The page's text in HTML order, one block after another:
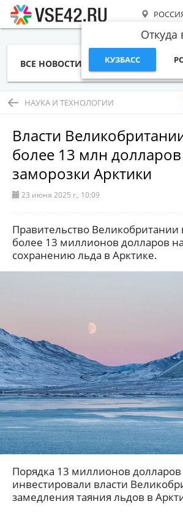
Откуда
КУЗБАСС
ВСЕ НОВОСТИ СТАТЬИ ТЕМЫ
НАУКА И ТЕХНОЛОГИИ
Власти
более 13 млн
заморозки Арктики
23 июня 2025 г., 10:09
Правительство
более 13 миллионов долларов
сохранению льда в Арктике.
Порядка 13 миллионов долларов
инвестировали власти
замедления таяния льдов в